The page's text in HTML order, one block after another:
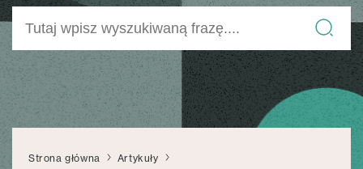
Strona główna
Artykuły